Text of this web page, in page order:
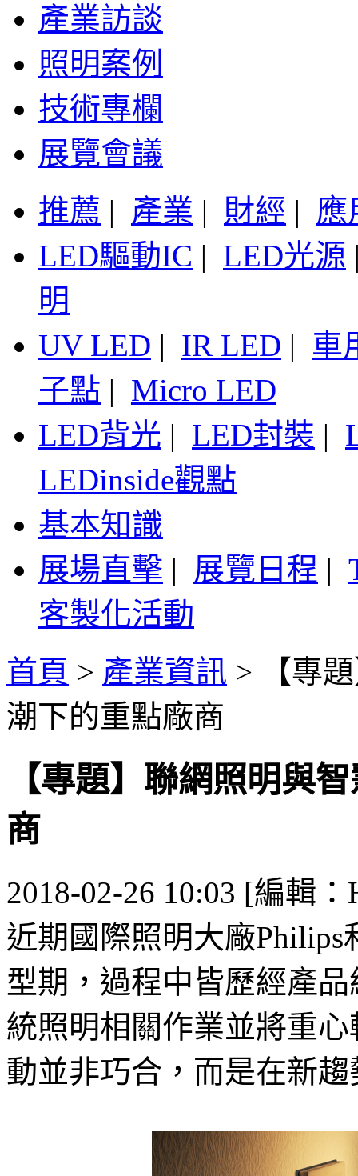
產業訪談
照明案例
技術專欄
展覽會議
推薦 | 產業 | 財經 | 應
LED驅動IC | LED光源
明
UV LED | IR LED | 車
子點 | Micro LED
LED背光 | LED封裝 |
LEDinside觀點
基本知識
展場直擊 | 展覽日程 |
客製化活動
首頁 > 產業資訊 >
【專
潮下的重點廠商
【專題】聯網照明與
商
2018-02-26 10:03 [編輯：
近期國際照明大廠
型期，過程中皆歷經產
統照明相關作業並將重
動並非巧合，而是在新